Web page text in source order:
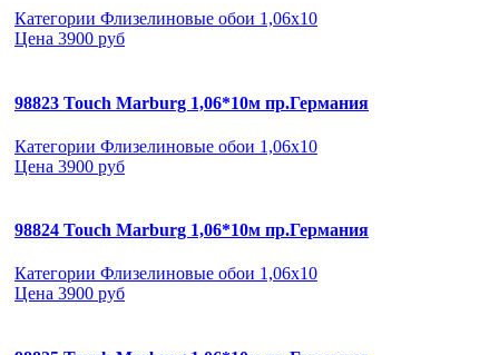
Категории Флизелиновые обои 1,06х10
Цена 3900 руб
98823 Touch Marburg 1,06*10м пр.Германия
Категории Флизелиновые обои 1,06х10
Цена 3900 руб
98824 Touch Marburg 1,06*10м пр.Германия
Категории Флизелиновые обои 1,06х10
Цена 3900 руб